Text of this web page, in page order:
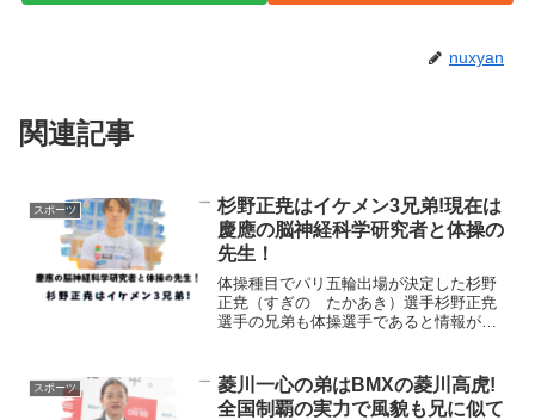
nuxyan
関連記事
スポーツ
杉野正尭はイケメン3兄弟!現在は
慶應の脳神経科学研究者と体操の
先生！
体操種目でパリ五輪出場が決定した杉野
正尭（すぎの たかあき）選手杉野正尭
選手の兄弟も体操選手であると情報があ
会グループHPより長男(史尭)次男(広尭)三
男(正尭)杉野...
スポーツ
菱川一心の弟はBMXの菱川高虎!
全国制覇の実力で風貌も兄に似て